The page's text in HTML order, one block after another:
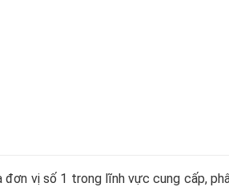
đơn vị số 1 trong lĩnh vực cung cấp,